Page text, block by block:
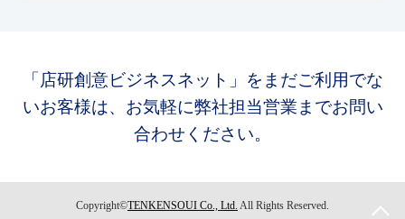
「店研創意ビジネスネット」をまだご利用でな
いお客様は、お気軽に弊社担当営業までお問い
合わせください。
Copyright©TENKENSOUI Co., Ltd. All Rights Reserved.